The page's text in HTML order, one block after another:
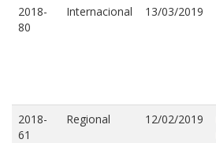
2018-
80
Internacional 13/03/2019
2018-
61
Regional 12/02/2019